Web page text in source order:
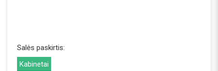
Salės paskirtis:
Kabinetai